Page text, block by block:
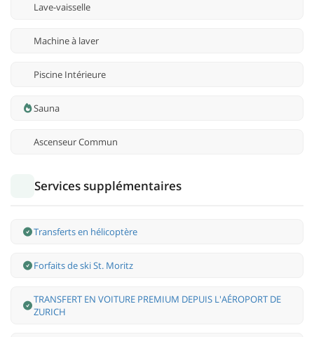
Lave-vaisselle
Machine à laver
Piscine Intérieure
Sauna
Ascenseur Commun
Services supplémentaires
Transferts en hélicoptère
Forfaits de ski St. Moritz
TRANSFERT EN VOITURE PREMIUM DEPUIS L'AÉROPORT DE
ZURICH